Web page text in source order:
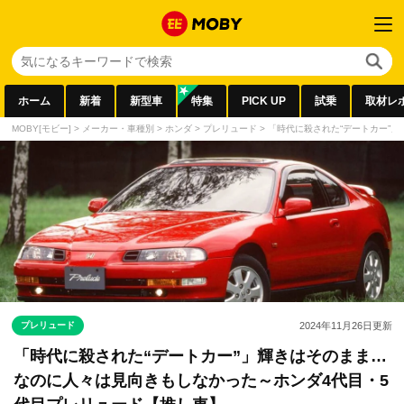
ホーム 新着 新型車 特集 PICK UP 試乗 取材レ
MOBY[モビー] > メーカー・車種別 > ホンダ > プレリュード > 「時代に殺された“デートカー”
プレリュード 2024年11月26日更新
「時代に殺された“デートカー”」輝きはそのまま…
なのに人々は見向きもしなかった～ホンダ4代目・5